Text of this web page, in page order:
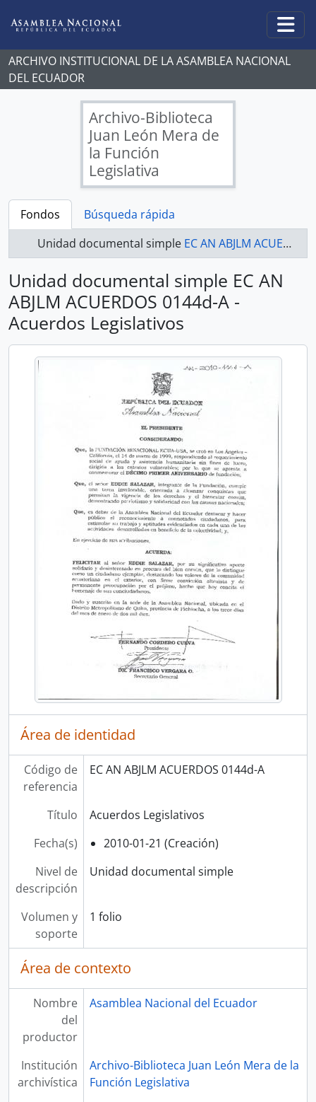
ARCHIVO INSTITUCIONAL DE LA ASAMBLEA NACIONAL
DEL ECUADOR
Archivo-Biblioteca
Juan León Mera de
la Función
Legislativa
Fondos
Búsqueda rápida
Unidad documental simple EC AN ABJLM ACUERDOS 0144d-A - Acuerdos Legislativos
Unidad documental simple EC AN
ABJLM ACUERDOS 0144d-A -
Acuerdos Legislativos
Área de identidad
Código de
referencia
EC AN ABJLM ACUERDOS 0144d-A
Título
Acuerdos Legislativos
Fecha(s)
2010-01-21 (Creación)
Nivel de
descripción
Unidad documental simple
Volumen y
soporte
1 folio
Área de contexto
Nombre
del
productor
Asamblea Nacional del Ecuador
Institución
archivística
Archivo-Biblioteca Juan León Mera de la
Función Legislativa